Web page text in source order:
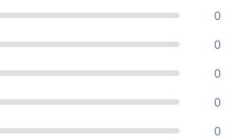
0
0
0
0
0